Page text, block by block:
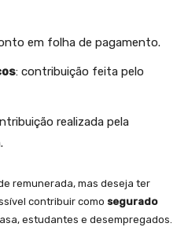
em folha de pagamento.
: contribuição feita pelo
realizada pela
remunerada, mas deseja ter
contribuir como segurado
estudantes e desempregados.